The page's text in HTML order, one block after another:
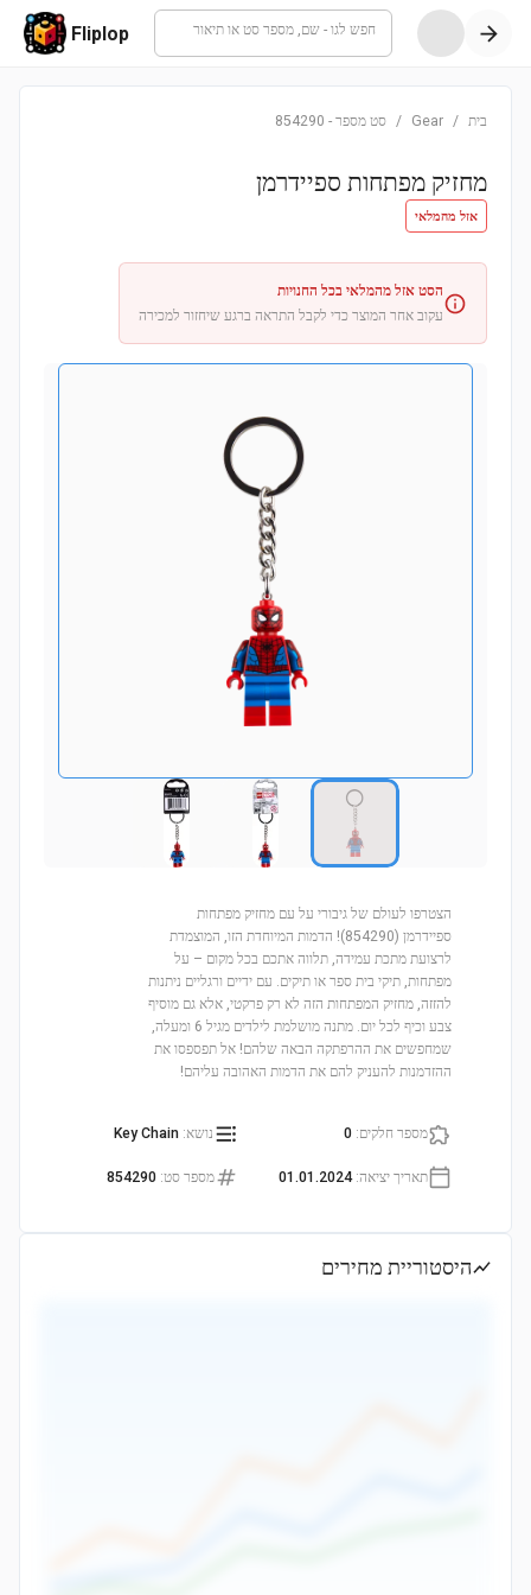
חפש לגו - שם, מספר סט או תיאור Fliplop
בית /
Gear
/ סט מספר -
854290
מחזיק מפתחות ספיידרמן
אזל מהמלאי
הסט אזל מהמלאי בכל החנויות
עקוב אחר המוצר כדי לקבל התראה ברגע שיחזור למכירה
הצטרפו לעולם של גיבורי על עם מחזיק מפתחות
ספיידרמן (854290)! הדמות המיוחדת הזו, המוצמדת
לרצועת מתכת עמידה, תלווה אתכם בכל מקום – על
מפתחות, תיקי בית ספר או תיקים. עם ידיים ורגליים ניתנות
להזזה, מחזיק המפתחות הזה לא רק פרקטי, אלא גם מוסיף
צבע וכיף לכל יום. מתנה מושלמת לילדים מגיל 6 ומעלה,
שמחפשים את ההרפתקה הבאה שלהם! אל תפספסו את
ההזדמנות להעניק להם את הדמות האהובה עליהם!
מספר חלקים:
0 נושא:
Key Chain
תאריך יציאה:
01.01.2024 מספר סט:
854290
היסטוריית מחירים